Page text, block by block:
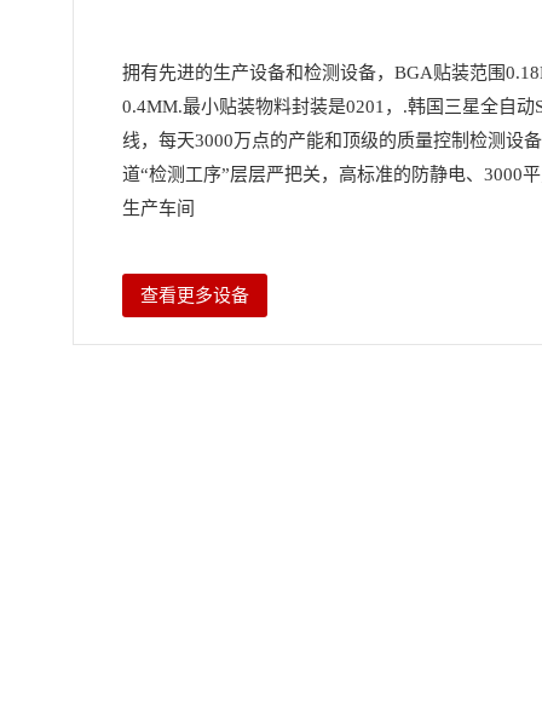
拥有先进的生产设备和检测设备，BGA贴装范围
0.4MM.最小贴装物料封装是0201，.韩国三星全自动
线，每天3000万点的产能和顶级的质量控制检测设
道“检测工序”层层严把关，高标准的防静电、3000
生产车间
查看更多设备